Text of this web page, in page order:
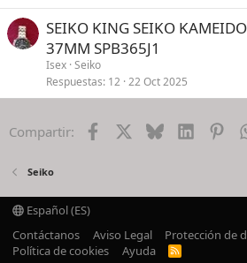
SEIKO KING SEIKO
37MM SPB365J1
Isex Seiko
Respuestas 12 22 Oct 2025
Compartir: Facebook BlueskyLinkedIn
Seiko
Español (ES)
Contáctanos
Aviso Legal
Protección de
Política de cookies
Ayuda
R